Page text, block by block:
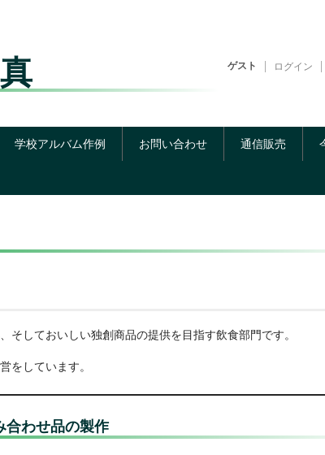
ゲスト ログイン
学校アルバム作例 お問い合わせ 通信販売
そしておいしい独創商品の提供を目指す飲食部門です。
をしています。
合わせ品の製作